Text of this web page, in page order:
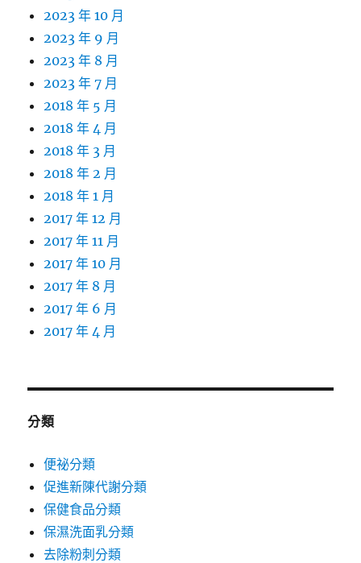
2023 年 10 月
2023 年 9 月
2023 年 8 月
2023 年 7 月
2018 年 5 月
2018 年 4 月
2018 年 3 月
2018 年 2 月
2018 年 1 月
2017 年 12 月
2017 年 11 月
2017 年 10 月
2017 年 8 月
2017 年 6 月
2017 年 4 月
分類
便祕分類
促進新陳代謝分類
保健食品分類
保濕洗面乳分類
去除粉刺分類